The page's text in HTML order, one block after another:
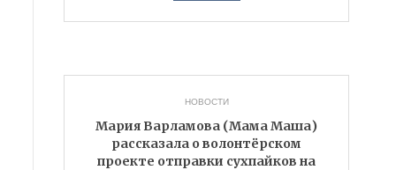
НОВОСТИ
Мария Варламова (Мама Маша)
рассказала о волонтёрском
проекте отправки сухпайков на